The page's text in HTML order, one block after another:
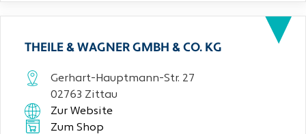
THEILE & WAGNER GMBH & CO. KG
Gerhart-Hauptmann-Str. 27
02763 Zittau
Zur Website
Zum Shop